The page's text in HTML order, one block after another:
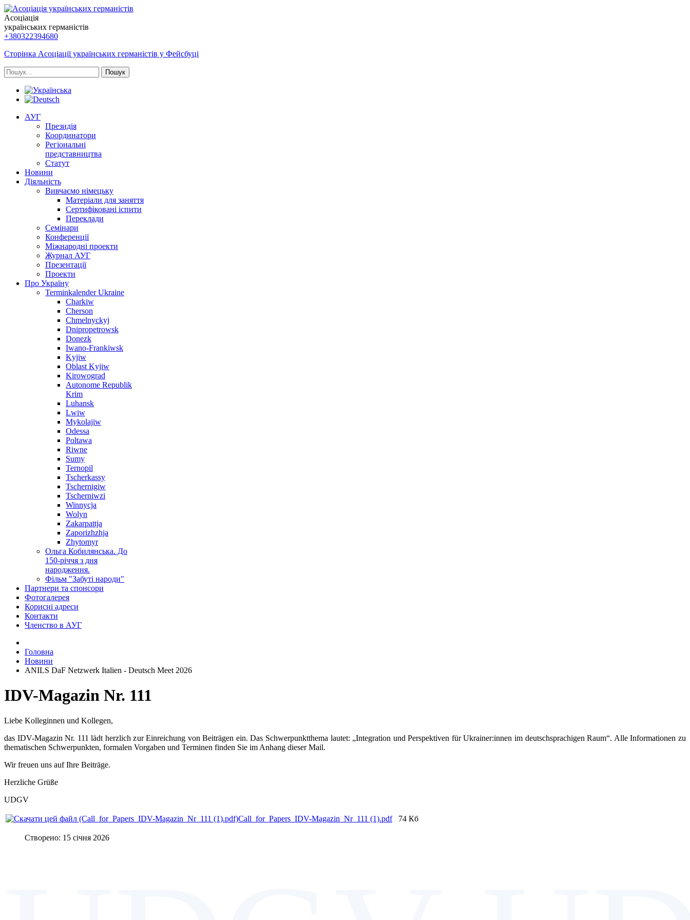
Асоціація
українських германістів
+380322394680
Сторінка Асоціації українських германістів у Фейсбуці
Пошук
АУГ
Президія
Координатори
Регіональні
представництва
Статут
Новини
Діяльність
Вивчаємо німецьку
Матеріали для заняття
Сертифіковані іспити
Переклади
Семінари
Конференції
Міжнародні проекти
Журнал АУГ
Презентації
Проекти
Про Україну
Terminkalender Ukraine
Charkiw
Cherson
Chmelnyckyj
Dnipropetrowsk
Donezk
Iwano-Frankiwsk
Kyjiw
Oblast Kyjiw
Kirowograd
Autonome Republik
Krim
Luhansk
Lwiw
Mykolajiw
Odessa
Poltawa
Riwne
Sumy
Ternopil
Tscherkassy
Tschernigiw
Tscherniwzi
Winnycja
Wolyn
Zakarpattja
Zaporizhzhja
Zhytomyr
Ольга Кобилянська. До
150-річчя з дня
народження.
Фільм "Забуті народи"
Партнери та спонсори
Фотогалерея
Корисні адреси
Контакти
Членство в АУГ
Головна
Новини
ANILS DaF Netzwerk Italien - Deutsch Meet 2026
IDV-Magazin Nr. 111
Liebe Kolleginnen und Kollegen,
das IDV-Magazin Nr. 111 lädt herzlich zur Einreichung von Beiträgen ein. Das Schwerpunktthema lautet: „Integration und Perspektiven für Ukrainer:innen im deutschsprachigen Raum“. Alle Informationen zu
thematischen Schwerpunkten, formalen Vorgaben und Terminen finden Sie im Anhang dieser Mail.
Wir freuen uns auf Ihre Beiträge.
Herzliche Grüße
UDGV
Call_for_Papers_IDV-Magazin_Nr_111 (1).pdf 74 Кб
Створено: 15 січня 2026